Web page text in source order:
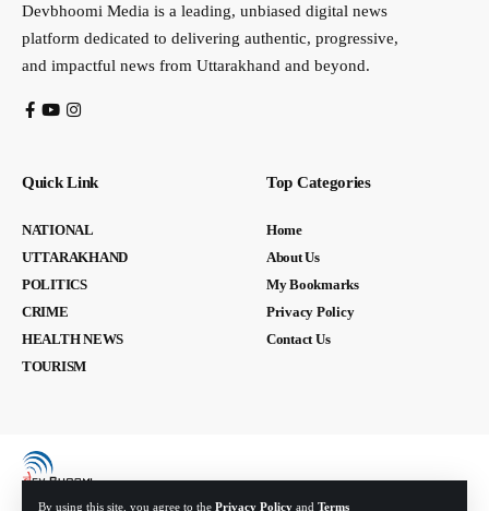
By using this site, you agree to the Privacy Policy and Terms
Devbhoomi Media is a leading, unbiased digital news
platform dedicated to delivering authentic, progressive,
and impactful news from Uttarakhand and beyond.
Quick Link
NATIONAL
UTTARAKHAND
POLITICS
CRIME
HEALTH NEWS
TOURISM
Top Categories
Home
About Us
My Bookmarks
Privacy Policy
Contact Us